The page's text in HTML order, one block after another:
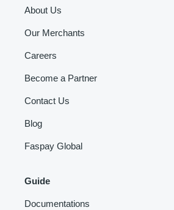
About Us
Our Merchants
Careers
Become a Partner
Contact Us
Blog
Faspay Global
Guide
Documentations